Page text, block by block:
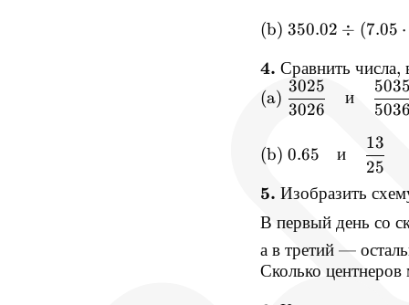
(b) 350.02 ÷ (7.05 ⋅
4. Сравнить числа,
(a)
3026
3025
и
(b) 0.65 и
25
13
5. Изобразить
В первый день со
а в третий —
Сколько центнеров